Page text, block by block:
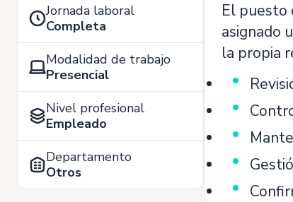
Jornada laboral
Completa
Modalidad de trabajo
Presencial
Nivel profesional
Empleado
Departamento
Otros
El puesto
asignado
la propia